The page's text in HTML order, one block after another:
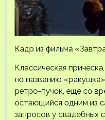
Кадр из фильма
Классическая
по названию
ретро-пучок, еще со
остающийся одним из
запросов у свадебных